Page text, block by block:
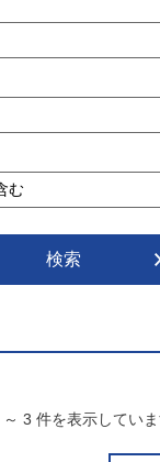
～ 3 件を表示していま